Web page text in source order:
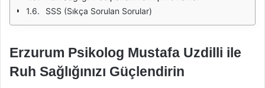
SSS (Sıkça Sorulan Sorular)
Erzurum Psikolog Mustafa Uzdilli ile
Ruh Sağlığınızı Güçlendirin